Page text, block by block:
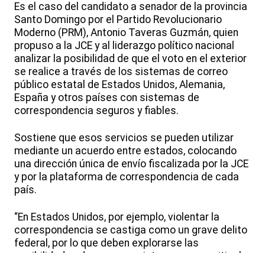
Es el caso del candidato a senador de la provincia
Santo Domingo por el Partido Revolucionario
Moderno (PRM), Antonio Taveras Guzmán, quien
propuso a la JCE y al liderazgo político nacional
analizar la posibilidad de que el voto en el exterior
se realice a través de los sistemas de correo
público estatal de Estados Unidos, Alemania,
España y otros países con sistemas de
correspondencia seguros y fiables.
Sostiene que esos servicios se pueden utilizar
mediante un acuerdo entre estados, colocando
una dirección única de envío fiscalizada por la JCE
y por la plataforma de correspondencia de cada
país.
“En Estados Unidos, por ejemplo, violentar la
correspondencia se castiga como un grave delito
federal, por lo que deben explorarse las